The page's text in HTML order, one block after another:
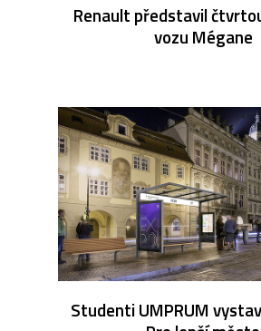
Renault představil
vozu Mégane
Studenti UMPRUM